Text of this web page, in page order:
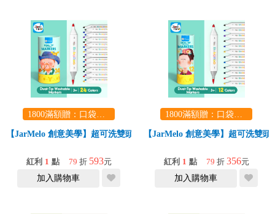
1800滿額贈：口袋玩具一份（隨機出貨） (summer read)
【JarMelo 創意美學】超可洗雙頭水彩筆【24色】
紅利 1 點 79 折 593元
加入購物車
1800滿額贈：口袋玩具一份（隨機出貨） (summer read)
【JarMelo 創意美學】超可洗雙頭
紅利 1 點 79 折 356元
加入購物車